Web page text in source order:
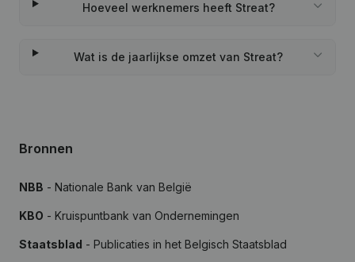
Hoeveel werknemers heeft Streat?
Wat is de jaarlijkse omzet van Streat?
Bronnen
NBB - Nationale Bank van België
KBO - Kruispuntbank van Ondernemingen
Staatsblad - Publicaties in het Belgisch Staatsblad